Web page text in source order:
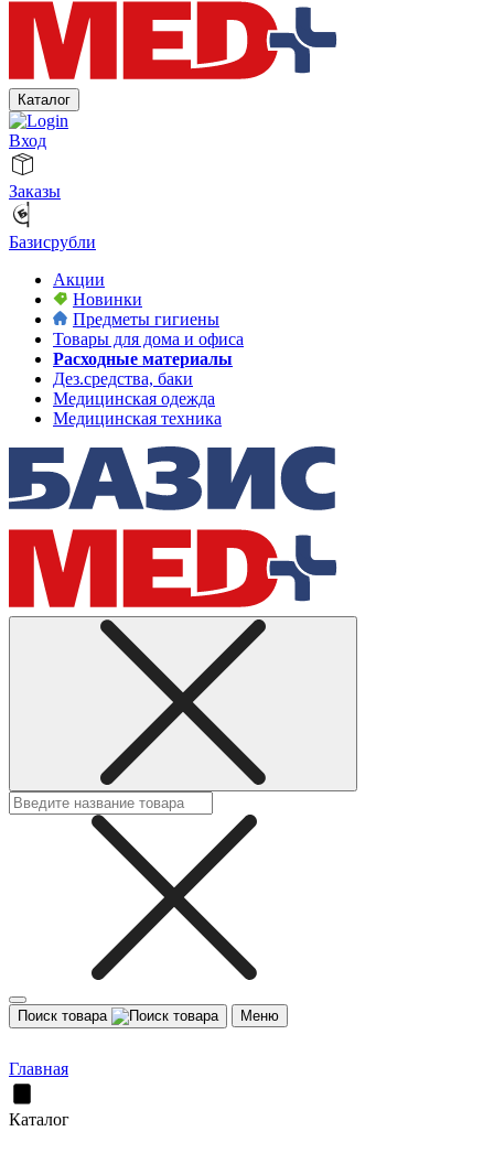
Каталог
Вход
Заказы
Базисрубли
Акции
Новинки
Предметы гигиены
Товары для дома и офиса
Расходные материалы
Дез.средства, баки
Медицинская одежда
Медицинская техника
Поиск товара Меню
Главная
Каталог